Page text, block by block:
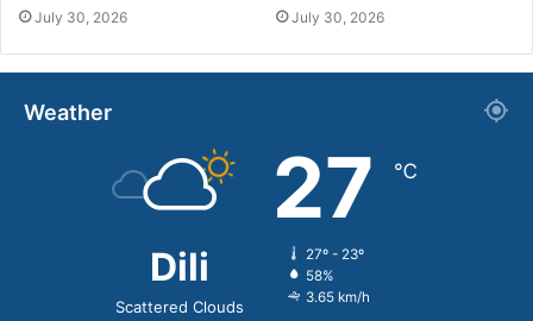
July 30, 2026 July 30, 2026
Weather
Dili
Scattered Clouds
27 ℃
27º - 23º
58%
3.65 km/h